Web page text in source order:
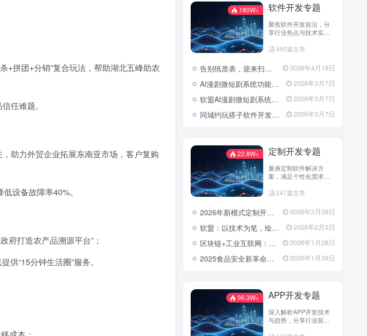
+拼团+分销”复合玩法，帮助湖北五峰助农
任难题。
助力外贸企业拓展东南亚市场，客户复购
设备故障率40%。
府打造农产品溯源平台”；
供“15分钟生活圈”服务。
180W+ 软件开发专题
聚焦软件开发前沿，分
享行业热点与技术实
450篇文章
告别纸质表，迎来扫码风：企业检查开启“数字入企”新篇章 2026年4月18日
AI漫剧微短剧系统功能包括了哪些？ 2026年3月7日
软盟AI漫剧微短剧系统：以技术破局，重塑内容生产新范式 2026年3月7日
同城约玩搭子软件开发解决方案：模式选择与快速上线策略 2026年3月7日
22.8W+ 定制开发专题
量身定制软件解决方
案，满足个性化需求。
您实现业务创新与技术
247篇文章
2026年新模式定制开发找谁？软盟科技——数字化转型的可靠伙伴 2026年2月28日
软盟：以技术为笔，绘就数字经济新蓝图——全栈开发服务赋能企业数字化转型 2026年2月3日
区块链+工业互联网：青岛港无纸化提货的数字化革新路径 2026年1月28日
2025食品安全新革命：AI+区块链，重塑农产品信任链 2026年1月28日
96.3W+ APP开发专题
深入解析APP开发技术
与趋势，分享行业前沿